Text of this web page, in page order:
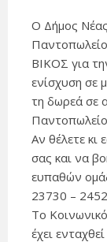
Ο Δήμος
ΒΙΚΟΣ για
ενίσχυση σε
τη δωρεά σε
Αν θέλετε κι
σας και να
ευπαθών
23730 –
Το
έχει